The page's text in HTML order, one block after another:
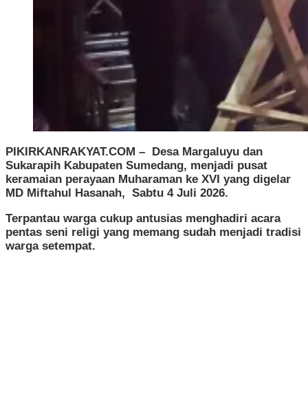
PIKIRKANRAKYAT.COM – Desa Margaluyu dan
Sukarapih Kabupaten Sumedang, menjadi pusat
keramaian perayaan Muharaman ke XVI yang digelar
MD Miftahul Hasanah, Sabtu 4 Juli 2026.
Terpantau warga cukup antusias menghadiri acara
pentas seni religi yang memang sudah menjadi tradisi
warga setempat.